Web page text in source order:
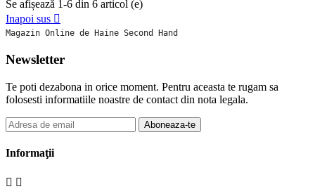
Se afișează 1-6 din 6 articol (e)
Inapoi sus 
Magazin Online de Haine Second Hand
Newsletter
Te poti dezabona in orice moment. Pentru aceasta te rugam sa
folosesti informatiile noastre de contact din nota legala.
Aboneaza-te
Informaţii
 